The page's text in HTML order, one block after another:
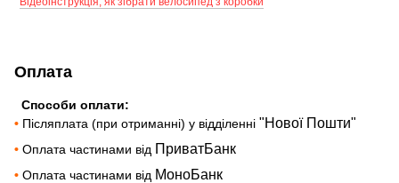
Оплата
Способи оплати:
• Післяплата (при отриманні) у відділенні "Нової Пошти"
• Оплата частинами від ПриватБанк
• Оплата частинами від МоноБанк